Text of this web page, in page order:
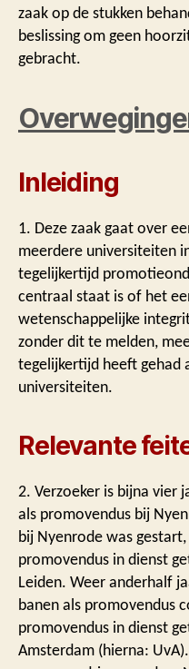
zaak op de stukken
beslissing om geen
gebracht.
Inleiding
1. Deze zaak gaat over
meerdere universiteiten
tegelijkertijd
centraal staat is of het
wetenschappelijke
zonder dit te melden,
tegelijkertijd heeft gehad
universiteiten.
Relevante
2. Verzoeker is bijna vier
als promovendus bij
bij Nyenrode was
promovendus in dienst
Leiden. Weer anderhalf
banen als promovendus
promovendus in dienst
Amsterdam (hierna: